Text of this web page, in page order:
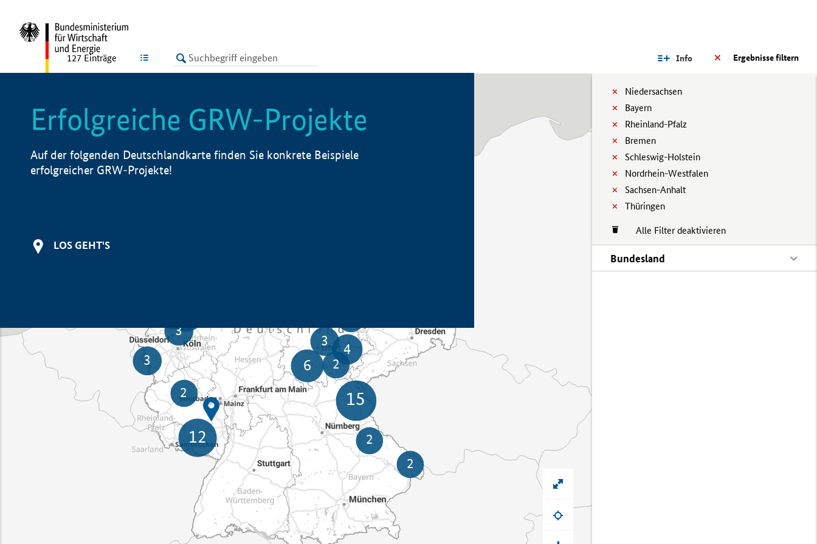
LISTE Ergebnisse filtern
Info
Niedersachsen
Bayern
Rheinland-Pfalz
Bremen
Schleswig-Holstein
Nordrhein-Westfalen
Sachsen-Anhalt
Thüringen
Alle Filter deaktivieren
Bundesland
127 Einträge
Erfolgreiche GRW-Projekte
Auf der folgenden Deutschlandkarte finden Sie konkrete Beispiele
erfolgreicher GRW-Projekte!
LOS GEHT'S